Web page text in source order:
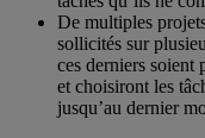
De multiples
sollicités sur
ces derniers soient
et choisiront les
jusqu’au dernier